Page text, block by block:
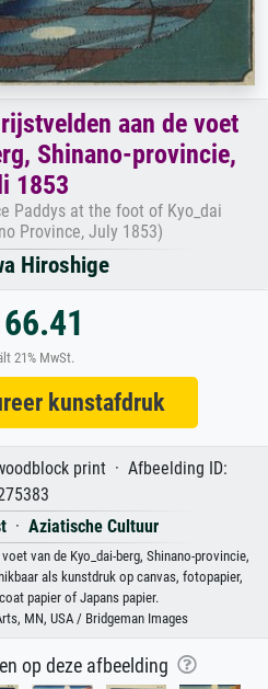
aan de voet
Shinano-provincie,
1853
Paddys at the foot of Kyo_dai
Province, July 1853)
Hiroshige
21% MwSt.
kunstafdruk
print · Afbeelding ID:
· Aziatische Cultuur
van de Kyo_dai-berg, Shinano-provincie,
als kunstdruk op canvas, fotopapier,
papier of Japans papier.
MN, USA / Bridgeman Images
op deze afbeelding